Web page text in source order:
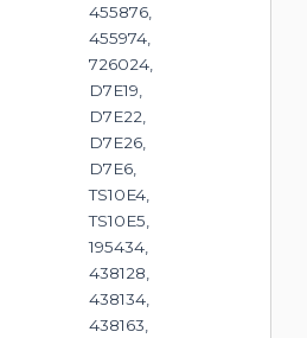
455876,
455974,
726024,
D7E19,
D7E22,
D7E26,
D7E6,
TS10E4,
TS10E5,
195434,
438128,
438134,
438163,